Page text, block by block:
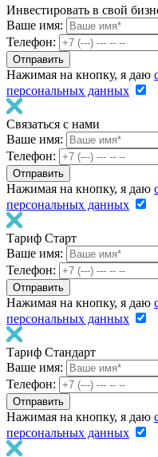
Инвестировать в свой
Ваше имя:
Телефон:
Нажимая на кнопку, я даю
персональных данных
Связаться с нами
Ваше имя:
Телефон:
Нажимая на кнопку, я даю
персональных данных
Тариф Старт
Ваше имя:
Телефон:
Нажимая на кнопку, я даю
персональных данных
Тариф Стандарт
Ваше имя:
Телефон:
Нажимая на кнопку, я даю
персональных данных